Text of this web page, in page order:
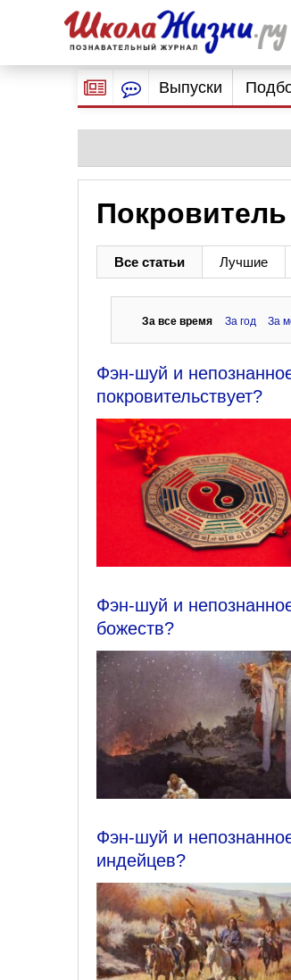
Выпуски
Все статьи Лучшие
За все время За год За
Фэн-шуй и
покровительствует?
Фэн-шуй и
божеств?
Фэн-шуй и
индейцев?